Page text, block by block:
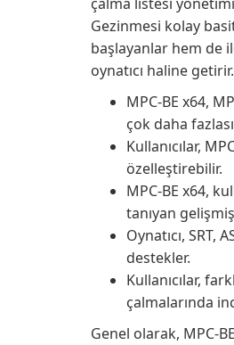
Gezinmesi kolay
başlayanlar hem de
oynatıcı haline getirir.
MPC-BE x64,
çok daha
Kullanıcılar,
özelleştirebilir.
MPC-BE x64,
tanıyan
Oynatıcı, SRT,
destekler.
Kullanıcılar,
çalmalarında
Genel olarak, MPC-